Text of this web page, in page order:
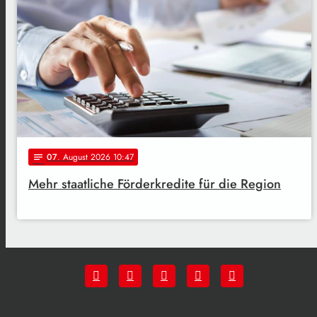
notes 07. August 2026 10:47
Mehr staatliche Förderkredite für die Region